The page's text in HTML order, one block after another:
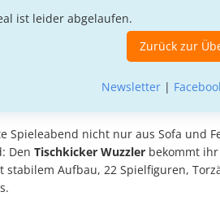
ist leider abgelaufen.
Zurück zur
Newsletter|
Spieleabend nicht nur aus Sofa und
Den Tischkicker Wuzzler bekommt
stabilem Aufbau, 22 Spielfiguren,